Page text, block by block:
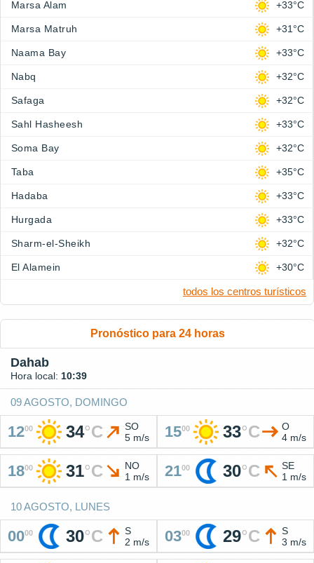
Marsa Alam +33°C
Marsa Matruh +31°C
Naama Bay +33°C
Nabq +32°C
Safaga +32°C
Sahl Hasheesh +33°C
Soma Bay +32°C
Taba +35°C
Hadaba +33°C
Hurgada +33°C
Sharm-el-Sheikh +32°C
El Alamein +30°C
todos los centros turísticos
Pronóstico para 24 horas
Dahab
Hora local: 10:39
09 AGOSTO, DOMINGO
1200 34°C
SO
5 m/s
1500 33°C
O
4 m/s
1800 31°C
NO
1 m/s
2100 30°C
SE
1 m/s
10 AGOSTO, LUNES
0000 30°C
S
2 m/s
0300 29°C
S
3 m/s